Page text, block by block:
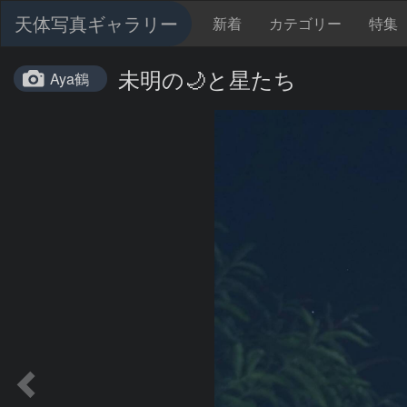
天体写真ギャラリー 新着 カテゴリー 特集
Aya鶴 未明の🌙と星たち